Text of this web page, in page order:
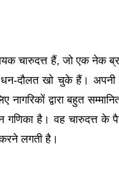
चारुदत्त हैं, जो एक नेक
धन-दौलत खो चुके हैं। अपनी
द्वारा बहुत
गणिका है। वह चारुदत्त के
लगती है।